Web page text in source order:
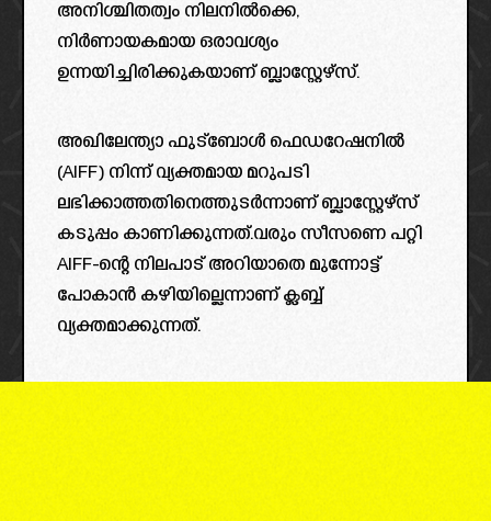
അനിശ്ചിതത്വം നിലനിൽക്കെ,
നിർണായകമായ ഒരാവശ്യം
ഉന്നയിച്ചിരിക്കുകയാണ് ബ്ലാസ്റ്റേഴ്‌സ്.
അഖിലേന്ത്യാ ഫുട്ബോൾ ഫെഡറേഷനിൽ
(AIFF) നിന്ന് വ്യക്തമായ മറുപടി
ലഭിക്കാത്തതിനെത്തുടർന്നാണ് ബ്ലാസ്റ്റേഴ്സ്
കടുപ്പം കാണിക്കുന്നത്.വരും സീസണെ പറ്റി
AIFF-ന്റെ നിലപാട് അറിയാതെ മുന്നോട്ട്
പോകാൻ കഴിയില്ലെന്നാണ് ക്ലബ്ബ്
വ്യക്തമാക്കുന്നത്.